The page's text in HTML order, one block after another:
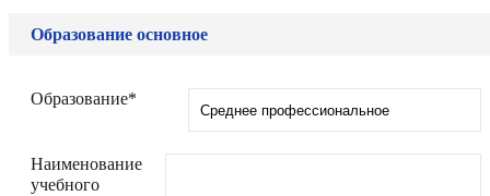
Образование основное
Образование*
Наименование
учебного